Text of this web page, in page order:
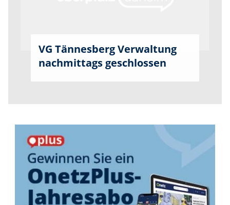
VG Tännesberg Verwaltung
nachmittags geschlossen